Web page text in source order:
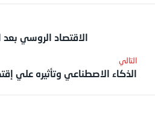
الاقتصاد الروسي بعد
الذكاء الاصطناعي وتأثيره علي